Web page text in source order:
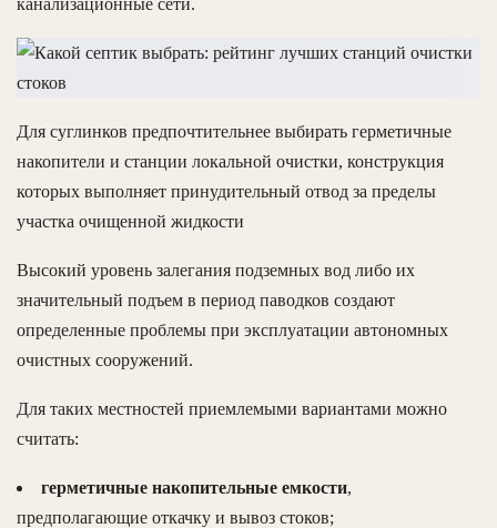
Для суглинков предпочтительнее выбирать герметичные
накопители и станции локальной очистки, конструкция
которых выполняет принудительный отвод за пределы
участка очищенной жидкости
Высокий уровень залегания подземных вод либо их
значительный подъем в период паводков создают
определенные проблемы при эксплуатации автономных
очистных сооружений.
Для таких местностей приемлемыми вариантами можно
считать:
герметичные накопительные емкости,
предполагающие откачку и вывоз стоков;